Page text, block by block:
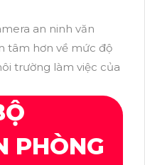
an ninh văn
tâm hơn về mức độ
trường làm việc của
PHÒNG